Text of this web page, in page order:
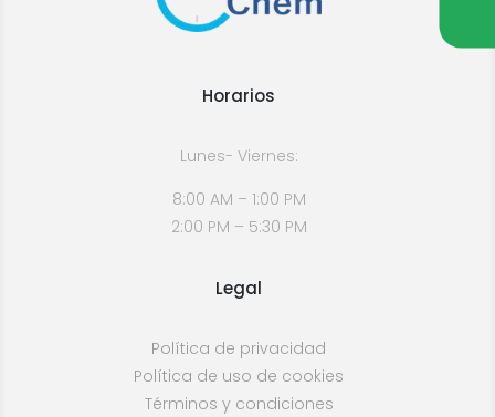
Horarios
Lunes- Viernes:
8:00 AM – 1:00 PM
2:00 PM – 5:30 PM
Legal
Política de privacidad
Política de uso de cookies
Términos y condiciones